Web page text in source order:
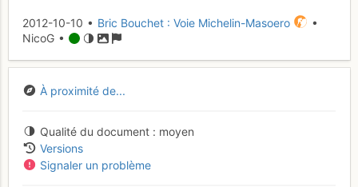
2012-10-10 • Bric Bouchet : Voie Michelin-Masoero
•
NicoG •
À proximité de...
Qualité du document
moyen
Versions
Signaler un problème